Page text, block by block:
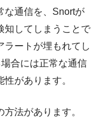
な通信を、Snortが
知してしまうことで
ラートが埋もれてし
合には正常な通信
があります。
法があります。